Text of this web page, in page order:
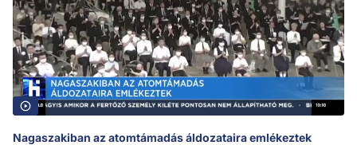
Nagaszakiban az atomtámadás áldozataira emlékeztek